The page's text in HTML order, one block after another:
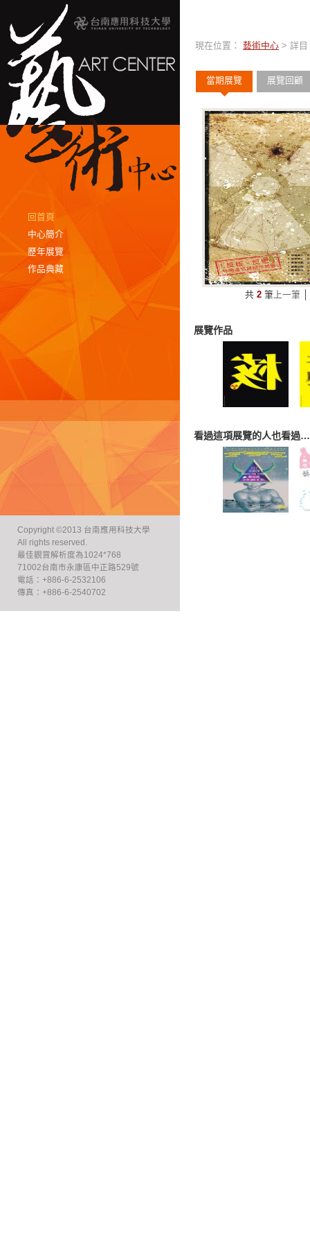
回首頁
中心簡介
歷年展覽
作品典藏
Copyright ©2013 台南應用科技大學
All rights reserved.
最佳觀賞解析度為1024*768
71002台南市永康區中正路529號
電話：+886-6-2532106
傳真：+886-6-2540702
現在位置： 藝術中心 > 詳目
當期展覽 展覽回顧
共 2 筆上一筆
展覽作品
看過這項展覽的人也看過…